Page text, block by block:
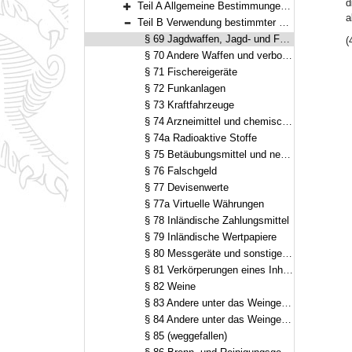
Bereich erweitern
Teil A Allgemeine Bestimmungen (§§ 60–68a)
Bereich reduzieren
Teil B Verwendung bestimmter Gegenstände (§§ 69–86)
§ 69 Jagdwaffen, Jagd- und Forstgeräte, Wild und Hunde
§ 70 Andere Waffen und verbotene Gegenstände
§ 71 Fischereigeräte
§ 72 Funkanlagen
§ 73 Kraftfahrzeuge
§ 74 Arzneimittel und chemische Stoffe
§ 74a Radioaktive Stoffe
§ 75 Betäubungsmittel und neue psychoaktive Stoffe
§ 76 Falschgeld
§ 77 Devisenwerte
§ 77a Virtuelle Währungen
§ 78 Inländische Zahlungsmittel
§ 79 Inländische Wertpapiere
§ 80 Messgeräte und sonstige Messgeräte, Teilgeräte, Zusatzeinrichtungen zu Messgeräten, Fertigpackungen und andere Verkaufseinheiten
§ 81 Verkörperungen eines Inhalts
§ 82 Weine
§ 83 Andere unter das Weingesetz fallende Erzeugnisse und Getränke
§ 84 Andere unter das Weingesetz fallende Stoffe und Gegenstände
§ 85 (weggefallen)